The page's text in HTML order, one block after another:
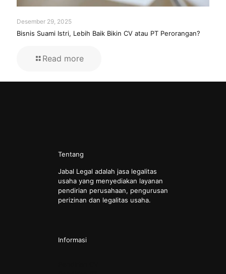
Desember 29, 2025
Bisnis Suami Istri, Lebih Baik Bikin CV atau PT Perorangan?
Read more
Tentang
Jabal Legal adalah jasa legalitas
usaha yang menyediakan layanan
pendirian perusahaan, pengurusan
perizinan dan legalitas usaha.
Informasi